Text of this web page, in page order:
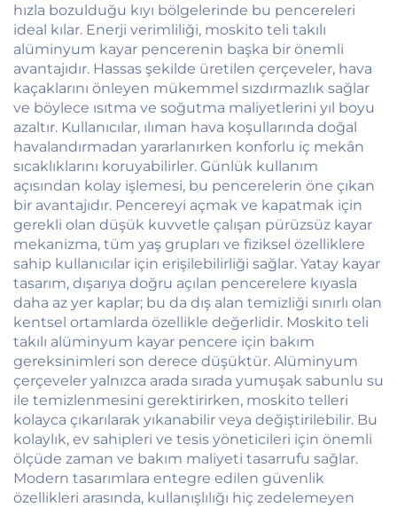
hızla bozulduğu kıyı bölgelerinde bu pencereleri
ideal kılar. Enerji verimliliği, moskito teli takılı
alüminyum kayar pencerenin başka bir önemli
avantajıdır. Hassas şekilde üretilen çerçeveler, hava
kaçaklarını önleyen mükemmel sızdırmazlık sağlar
ve böylece ısıtma ve soğutma maliyetlerini yıl boyu
azaltır. Kullanıcılar, ılıman hava koşullarında doğal
havalandırmadan yararlanırken konforlu iç mekân
sıcaklıklarını koruyabilirler. Günlük kullanım
açısından kolay işlemesi, bu pencerelerin öne çıkan
bir avantajıdır. Pencereyi açmak ve kapatmak için
gerekli olan düşük kuvvetle çalışan pürüzsüz kayar
mekanizma, tüm yaş grupları ve fiziksel özelliklere
sahip kullanıcılar için erişilebilirliği sağlar. Yatay kayar
tasarım, dışarıya doğru açılan pencerelere kıyasla
daha az yer kaplar; bu da dış alan temizliği sınırlı olan
kentsel ortamlarda özellikle değerlidir. Moskito teli
takılı alüminyum kayar pencere için bakım
gereksinimleri son derece düşüktür. Alüminyum
çerçeveler yalnızca arada sırada yumuşak sabunlu su
ile temizlenmesini gerektirirken, moskito telleri
kolayca çıkarılarak yıkanabilir veya değiştirilebilir. Bu
kolaylık, ev sahipleri ve tesis yöneticileri için önemli
ölçüde zaman ve bakım maliyeti tasarrufu sağlar.
Modern tasarımlara entegre edilen güvenlik
özellikleri arasında, kullanışlılığı hiç zedelemeyen